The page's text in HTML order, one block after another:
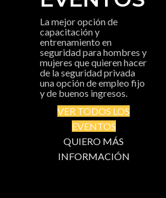
La mejor opción de
capacitación y
entrenamiento en
seguridad para hombres y
mujeres que quieren hacer
de la seguridad privada
una opción de empleo fijo
y de buenos ingresos.
VER TODOS LOS
EVENTOS
QUIERO MÁS
INFORMACIÓN